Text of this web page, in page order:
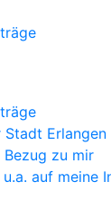
Erlangen
zu mir
auf meine